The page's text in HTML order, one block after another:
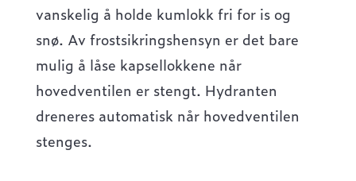
vanskelig å holde kumlokk fri for is og
snø. Av frostsikringshensyn er det bare
mulig å låse kapsellokkene når
hovedventilen er stengt. Hydranten
dreneres automatisk når hovedventilen
stenges.